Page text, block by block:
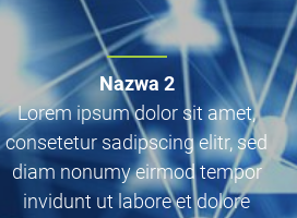
Nazwa 2
Lorem ipsum dolor sit amet,
consetetur sadipscing elitr, sed
diam nonumy eirmod tempor
invidunt ut labore et dolore